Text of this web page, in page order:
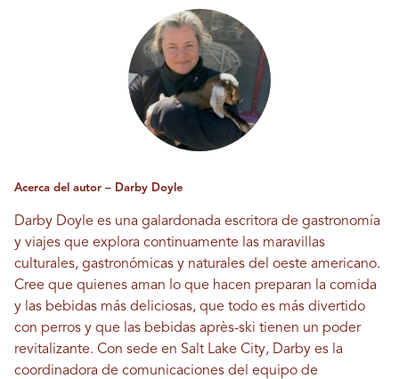
Acerca del autor – Darby Doyle
Darby Doyle es una galardonada escritora de gastronomía
y viajes que explora continuamente las maravillas
culturales, gastronómicas y naturales del oeste americano.
Cree que quienes aman lo que hacen preparan la comida
y las bebidas más deliciosas, que todo es más divertido
con perros y que las bebidas après-ski tienen un poder
revitalizante. Con sede en Salt Lake City, Darby es la
coordinadora de comunicaciones del equipo de